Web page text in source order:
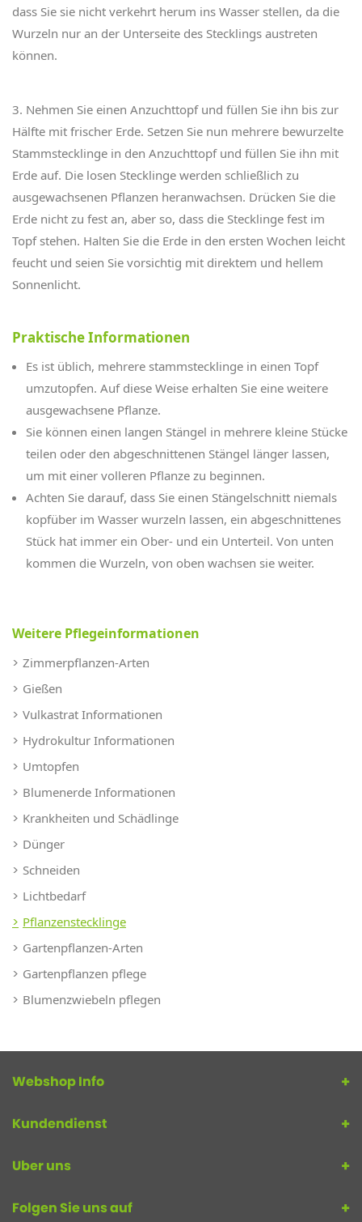
dass Sie sie nicht verkehrt herum ins Wasser stellen, da die
Wurzeln nur an der Unterseite des Stecklings austreten
können.
3. Nehmen Sie einen Anzuchttopf und füllen Sie ihn bis zur
Hälfte mit frischer Erde. Setzen Sie nun mehrere bewurzelte
Stammstecklinge in den Anzuchttopf und füllen Sie ihn mit
Erde auf. Die losen Stecklinge werden schließlich zu
ausgewachsenen Pflanzen heranwachsen. Drücken Sie die
Erde nicht zu fest an, aber so, dass die Stecklinge fest im
Topf stehen. Halten Sie die Erde in den ersten Wochen leicht
feucht und seien Sie vorsichtig mit direktem und hellem
Sonnenlicht.
Praktische Informationen
Es ist üblich, mehrere stammstecklinge in einen Topf
umzutopfen. Auf diese Weise erhalten Sie eine weitere
ausgewachsene Pflanze.
Sie können einen langen Stängel in mehrere kleine Stücke
teilen oder den abgeschnittenen Stängel länger lassen,
um mit einer volleren Pflanze zu beginnen.
Achten Sie darauf, dass Sie einen Stängelschnitt niemals
kopfüber im Wasser wurzeln lassen, ein abgeschnittenes
Stück hat immer ein Ober- und ein Unterteil. Von unten
kommen die Wurzeln, von oben wachsen sie weiter.
Weitere Pflegeinformationen
Zimmerpflanzen-Arten
Gießen
Vulkastrat Informationen
Hydrokultur Informationen
Umtopfen
Blumenerde Informationen
Krankheiten und Schädlinge
Dünger
Schneiden
Lichtbedarf
Pflanzenstecklinge
Gartenpflanzen-Arten
Gartenpflanzen pflege
Blumenzwiebeln pflegen
Webshop Info
Kundendienst
Uber uns
Folgen Sie uns auf